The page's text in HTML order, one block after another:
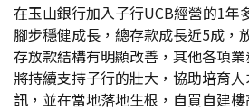
在玉山銀行加入子行UCB經營的1年
腳步穩健成長，總存款成長近5成，
存放款結構有明顯改善，其他各項
將持續支持子行的壯大，協助培育
訊，並在當地落地生根，自買自建